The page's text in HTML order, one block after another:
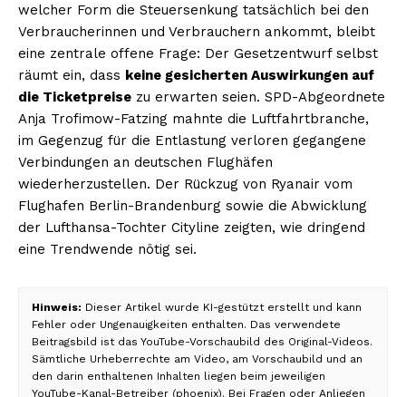
welcher Form die Steuersenkung tatsächlich bei den
Verbraucherinnen und Verbrauchern ankommt, bleibt
eine zentrale offene Frage: Der Gesetzentwurf selbst
räumt ein, dass keine gesicherten Auswirkungen auf
die Ticketpreise zu erwarten seien. SPD-Abgeordnete
Anja Trofimow-Fatzing mahnte die Luftfahrtbranche,
im Gegenzug für die Entlastung verloren gegangene
Verbindungen an deutschen Flughäfen
wiederherzustellen. Der Rückzug von Ryanair vom
Flughafen Berlin-Brandenburg sowie die Abwicklung
der Lufthansa-Tochter Cityline zeigten, wie dringend
eine Trendwende nötig sei.
Hinweis: Dieser Artikel wurde KI-gestützt erstellt und kann
Fehler oder Ungenauigkeiten enthalten. Das verwendete
Beitragsbild ist das YouTube-Vorschaubild des Original-Videos.
Sämtliche Urheberrechte am Video, am Vorschaubild und an
den darin enthaltenen Inhalten liegen beim jeweiligen
YouTube-Kanal-Betreiber (phoenix). Bei Fragen oder Anliegen